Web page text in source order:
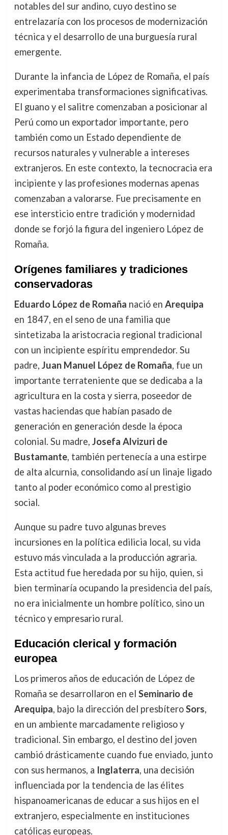
notables del sur andino, cuyo destino se
entrelazaría con los procesos de modernización
técnica y el desarrollo de una burguesía rural
emergente.
Durante la infancia de López de Romaña, el país
experimentaba transformaciones significativas.
El guano y el salitre comenzaban a posicionar al
Perú como un exportador importante, pero
también como un Estado dependiente de
recursos naturales y vulnerable a intereses
extranjeros. En este contexto, la tecnocracia era
incipiente y las profesiones modernas apenas
comenzaban a valorarse. Fue precisamente en
ese intersticio entre tradición y modernidad
donde se forjó la figura del ingeniero López de
Romaña.
Orígenes familiares y tradiciones
conservadoras
Eduardo López de Romaña nació en Arequipa
en 1847, en el seno de una familia que
sintetizaba la aristocracia regional tradicional
con un incipiente espíritu emprendedor. Su
padre, Juan Manuel López de Romaña, fue un
importante terrateniente que se dedicaba a la
agricultura en la costa y sierra, poseedor de
vastas haciendas que habían pasado de
generación en generación desde la época
colonial. Su madre, Josefa Alvizuri de
Bustamante, también pertenecía a una estirpe
de alta alcurnia, consolidando así un linaje ligado
tanto al poder económico como al prestigio
social.
Aunque su padre tuvo algunas breves
incursiones en la política edilicia local, su vida
estuvo más vinculada a la producción agraria.
Esta actitud fue heredada por su hijo, quien, si
bien terminaría ocupando la presidencia del país,
no era inicialmente un hombre político, sino un
técnico y empresario rural.
Educación clerical y formación
europea
Los primeros años de educación de López de
Romaña se desarrollaron en el Seminario de
Arequipa, bajo la dirección del presbíteroSors,
en un ambiente marcadamente religioso y
tradicional. Sin embargo, el destino del joven
cambió drásticamente cuando fue enviado, junto
con sus hermanos, a Inglaterra, una decisión
influenciada por la tendencia de las élites
hispanoamericanas de educar a sus hijos en el
extranjero, especialmente en instituciones
católicas europeas.